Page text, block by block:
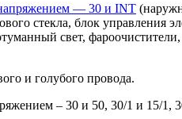
— 30 и INT
стекла, блок управления
свет, фароочистители,
и голубого провода.
– 30 и 50, 30/1 и 15/1,